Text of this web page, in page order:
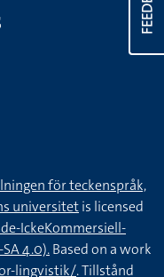
för teckenspråk,
universitetis licensed
IckeKommersiell-
4.0).Based on a work
lingvistik/. Tillstånd